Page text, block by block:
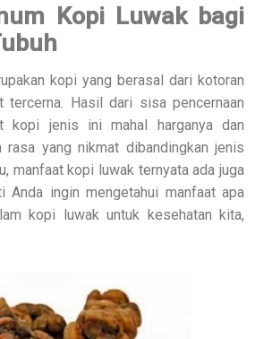
Kopi Luwak bagi
kopi yang berasal dari kotoran
tercerna. Hasil dari sisa pencernaan
kopi jenis ini mahal harganya dan
yang nikmat dibandingkan jenis
manfaat kopi luwak ternyata ada juga
Anda ingin mengetahui manfaat apa
kopi luwak untuk kesehatan kita,